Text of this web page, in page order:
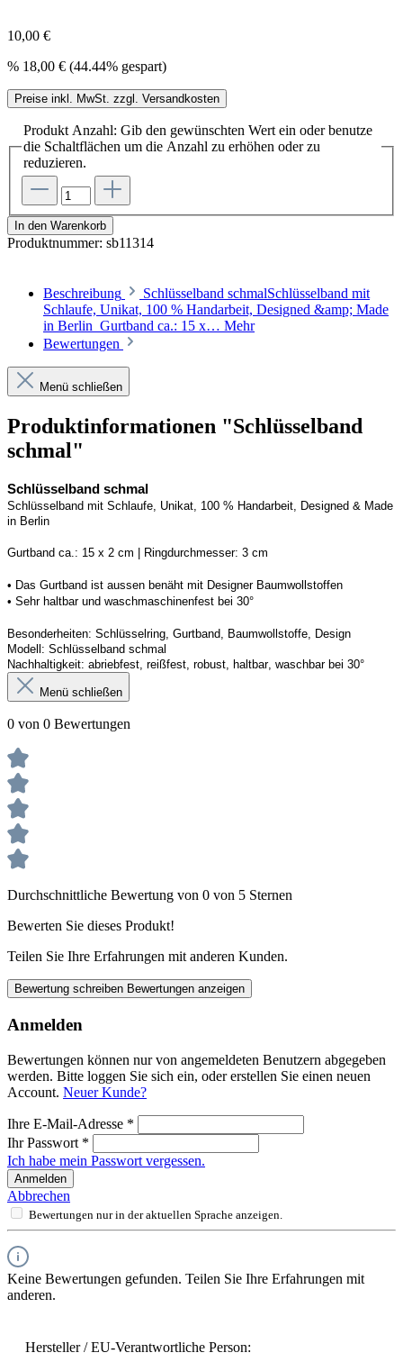
10,00 €
% 18,00 € (44.44% gespart)
Preise inkl. MwSt. zzgl. Versandkosten
Produkt Anzahl: Gib den gewünschten Wert ein oder benutze
die Schaltflächen um die Anzahl zu erhöhen oder zu
reduzieren.
In den Warenkorb
Produktnummer: sb11314
Beschreibung
Schlüsselband schmalSchlüsselband mit
Schlaufe, Unikat, 100 % Handarbeit, Designed &amp; Made
in Berlin Gurtband ca.: 15 x… Mehr
Bewertungen
Menü schließen
Produktinformationen "Schlüsselband
schmal"
Schlüsselband schmal
Schlüsselband mit Schlaufe, Unikat, 100 % Handarbeit, Designed & Made
in Berlin
Gurtband ca.: 15 x 2 cm | Ringdurchmesser: 3 cm
• Das Gurtband ist aussen benäht mit Designer Baumwollstoffen
• Sehr haltbar und waschmaschinenfest bei 30°
Besonderheiten: Schlüsselring, Gurtband, Baumwollstoffe, Design
Modell: Schlüsselband schmal
Nachhaltigkeit: abriebfest, reißfest, robust, haltbar, waschbar bei 30°
Menü schließen
0 von 0 Bewertungen
Durchschnittliche Bewertung von 0 von 5 Sternen
Bewerten Sie dieses Produkt!
Teilen Sie Ihre Erfahrungen mit anderen Kunden.
Bewertung schreiben Bewertungen anzeigen
Anmelden
Bewertungen können nur von angemeldeten Benutzern abgegeben
werden. Bitte loggen Sie sich ein, oder erstellen Sie einen neuen
Account. Neuer Kunde?
Ihre E-Mail-Adresse *
Ihr Passwort *
Ich habe mein Passwort vergessen.
Anmelden
Abbrechen
Bewertungen nur in der aktuellen Sprache anzeigen.
Keine Bewertungen gefunden. Teilen Sie Ihre Erfahrungen mit
anderen.
Hersteller / EU-Verantwortliche Person: